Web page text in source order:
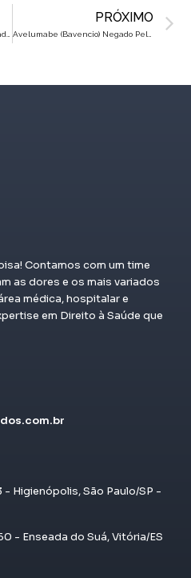
PRÓXIMO
Contamos com um time
as dores e os mais variados
médica, hospitalar e
em Direito à Saúde que
- Higienópolis, São Paulo/SP -
- Enseada do Suá, Vitória/ES